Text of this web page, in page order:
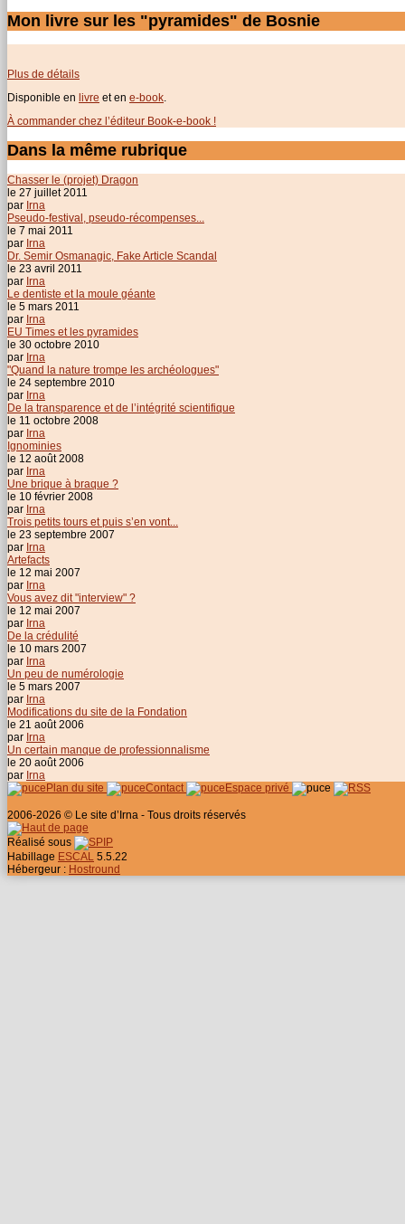
Mon livre sur les "pyramides" de Bosnie
Plus de détails
Disponible en livre et en e-book.
À commander chez l’éditeur Book-e-book !
Dans la même rubrique
Chasser le (projet) Dragon
le 27 juillet 2011
par Irna
Pseudo-festival, pseudo-récompenses...
le 7 mai 2011
par Irna
Dr. Semir Osmanagic, Fake Article Scandal
le 23 avril 2011
par Irna
Le dentiste et la moule géante
le 5 mars 2011
par Irna
EU Times et les pyramides
le 30 octobre 2010
par Irna
"Quand la nature trompe les archéologues"
le 24 septembre 2010
par Irna
De la transparence et de l’intégrité scientifique
le 11 octobre 2008
par Irna
Ignominies
le 12 août 2008
par Irna
Une brique à braque ?
le 10 février 2008
par Irna
Trois petits tours et puis s’en vont...
le 23 septembre 2007
par Irna
Artefacts
le 12 mai 2007
par Irna
Vous avez dit "interview" ?
le 12 mai 2007
par Irna
De la crédulité
le 10 mars 2007
par Irna
Un peu de numérologie
le 5 mars 2007
par Irna
Modifications du site de la Fondation
le 21 août 2006
par Irna
Un certain manque de professionnalisme
le 20 août 2006
par Irna
Plan du site
Contact Espace privé
2006-2026 © Le site d’Irna - Tous droits réservés
Réalisé sous
Habillage ESCAL 5.5.22
Hébergeur : Hostround